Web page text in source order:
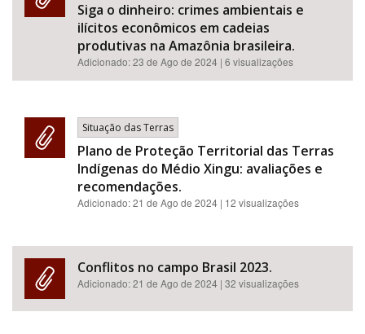
Siga o dinheiro: crimes ambientais e
ilícitos econômicos em cadeias
produtivas na Amazônia brasileira.
Adicionado:23 de Ago de 2024 | 6 visualizações
Situação das Terras
Plano de Proteção Territorial das Terras
Indígenas do Médio Xingu: avaliações e
recomendações.
Adicionado:21 de Ago de 2024 | 12 visualizações
Conflitos no campo Brasil 2023.
Adicionado:21 de Ago de 2024 | 32 visualizações